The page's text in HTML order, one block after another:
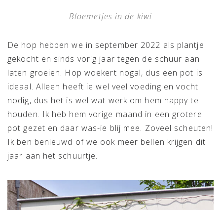
Bloemetjes in de kiwi
De hop hebben we in september 2022 als plantje
gekocht en sinds vorig jaar tegen de schuur aan
laten groeien. Hop woekert nogal, dus een pot is
ideaal. Alleen heeft ie wel veel voeding en vocht
nodig, dus het is wel wat werk om hem happy te
houden. Ik heb hem vorige maand in een grotere
pot gezet en daar was-ie blij mee. Zoveel scheuten!
Ik ben benieuwd of we ook meer bellen krijgen dit
jaar aan het schuurtje.